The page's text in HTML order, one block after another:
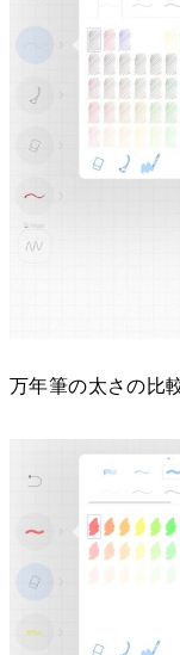
万年筆の太さの比